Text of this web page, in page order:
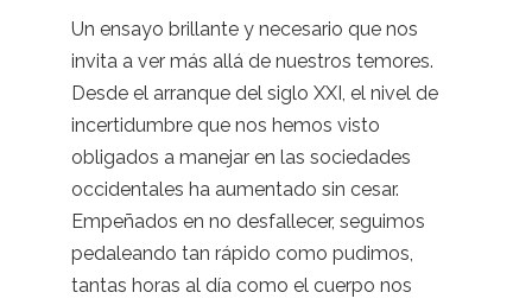
Un ensayo brillante y necesario que nos
invita a ver más allá de nuestros temores.
Desde el arranque del siglo XXI, el nivel de
incertidumbre que nos hemos visto
obligados a manejar en las sociedades
occidentales ha aumentado sin cesar.
Empeñados en no desfallecer, seguimos
pedaleando tan rápido como pudimos,
tantas horas al día como el cuerpo nos